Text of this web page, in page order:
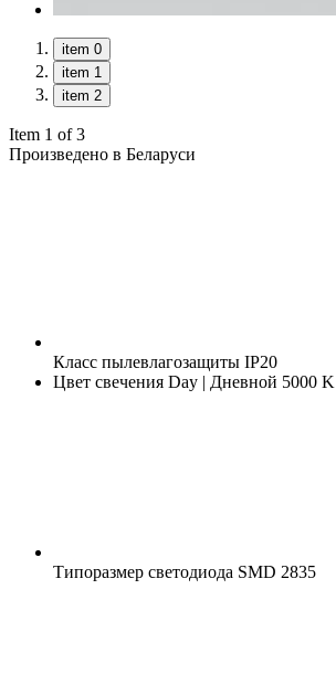
item 0
item 1
item 2
Item 1 of 3
Произведено в Беларуси
Класс пылевлагозащиты IP20
Цвет свечения Day | Дневной 5000 K
Типоразмер светодиода SMD 2835